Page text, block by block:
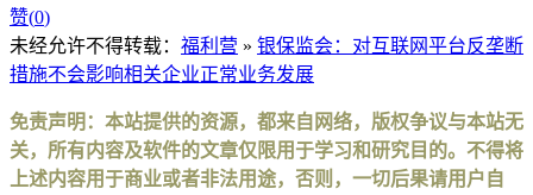
赞(0)
未经允许不得转载： 福利营 » 银保监会：对互联网平台反垄断
措施不会影响相关企业正常业务发展
免责声明：本站提供的资源，都来自网络，版权争议与本站无
关，所有内容及软件的文章仅限用于学习和研究目的。不得将
上述内容用于商业或者非法用途，否则，一切后果请用户自